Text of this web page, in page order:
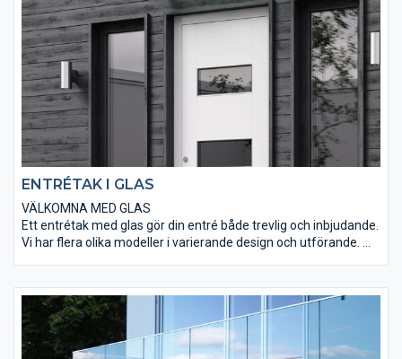
ENTRÉTAK I GLAS
VÄLKOMNA MED GLAS
Ett entrétak med glas gör din entré både trevlig och inbjudande.
Vi har flera olika modeller i varierande design och utförande.